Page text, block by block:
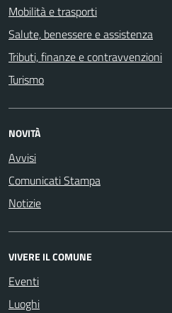
Mobilità e trasporti
Salute, benessere e assistenza
Tributi, finanze e contravvenzioni
Turismo
NOVITÀ
Avvisi
Comunicati Stampa
Notizie
VIVERE IL COMUNE
Eventi
Luoghi